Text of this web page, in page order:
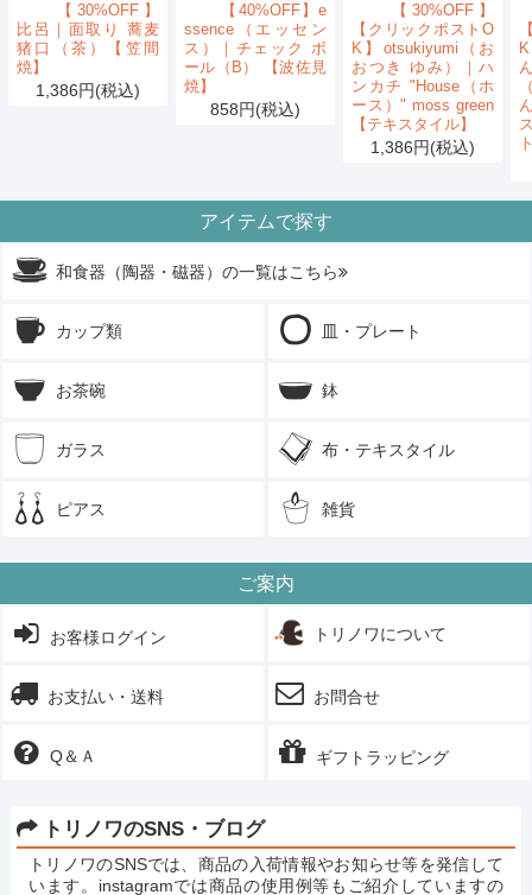
【30%OFF】
比呂｜面取り 蕎麦
猪口（茶）【笠間
焼】
1,386円(税込)
【40%OFF】e
ssence（エッセン
ス）｜チェック ボ
ール（B） 【波佐見
焼】
858円(税込)
【30%OFF】
【クリックポストO
K】otsukiyumi（お
おつき ゆみ）｜ハ
ンカチ "House（ホ
ース）" moss green
【テキスタイル】
1,386円(税込)
アイテムで探す
和食器（陶器・磁器）の一覧はこちら
カップ類 皿・プレート
お茶碗 鉢
ガラス 布・テキスタイル
ピアス 雑貨
ご案内
お客様ログイン トリノワについて
お支払い・送料 お問合せ
Q＆Ａ ギフトラッピング
トリノワのSNS・ブログ
トリノワのSNSでは、商品の入荷情報やお知らせ等を発信して
います。instagramでは商品の使用例等もご紹介していますの